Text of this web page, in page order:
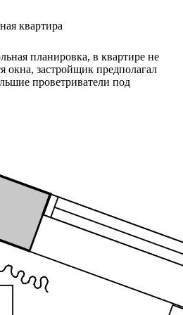
квартира
планировка, в квартире не
окна, застройщик предполагал
проветриватели под